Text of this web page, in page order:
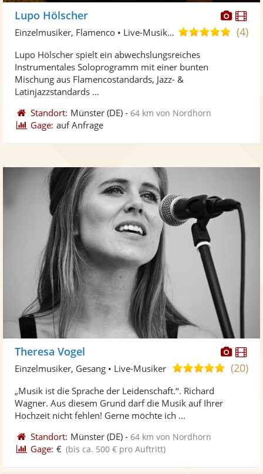
Lupo Hölscher
4,9(4)
Einzelmusiker, Flamenco • Live-Musiker
Lupo Hölscher spielt ein abwechslungsreiches
Instrumentales Soloprogramm mit einer bunten
Mischung aus Flamencostandards, Jazz- &
Latinjazzstandards ...
Standort: Münster (DE) -64 km von Nordhorn
Gage: auf Anfrage
Theresa Vogel
5,0(20)
Einzelmusiker, Gesang • Live-Musiker
„Musik ist die Sprache der Leidenschaft.‘‘. Richard
Wagner. Aus diesem Grund darf die Musik auf Ihrer
Hochzeit nicht fehlen! Gerne möchte ich ...
Standort: Münster (DE) -64 km von Nordhorn
Gage: € (bis ca. 500 € pro Auftritt)